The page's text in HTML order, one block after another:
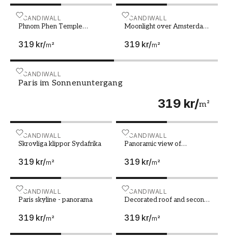
SCANDIWALL
Phnom Phen Temple
319 kr/m²
Phnom Phen Temple CambodiaSCANDIWALL
Moonlight over Amsterdam
319 kr/m²
Moonlight over
SCANDIWALL
Paris im Sonnenuntergang
319 kr/m²
Paris im Sonnenuntergang
SCANDIWALL
Skrovliga klippor Sydafrika
319 kr/m²
Skrovliga klippor Sydafrika SCANDIWALL
Panoramic view of
Solukhumbu District
sunset Nuptse peaks
Everest Lhotse
319 kr/m²
Panoramic view of
SCANDIWALL
Paris skyline - panorama
319 kr/m²
Paris skyline - panorama SCANDIWALL
Decorated roof and second
chinese temple Seh Tek
Georgetown Penang
319 kr/m²
Decorated roof and